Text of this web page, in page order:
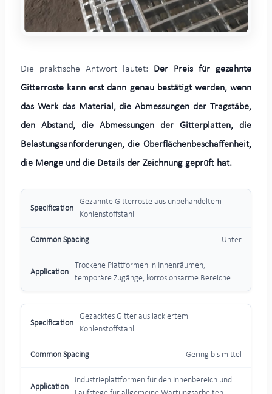
Die praktische Antwort lautet: Der Preis für gezahnte
Gitterroste kann erst dann genau bestätigt werden, wenn
das Werk das Material, die Abmessungen der Tragstäbe,
den Abstand, die Abmessungen der Gitterplatten, die
Belastungsanforderungen, die Oberflächenbeschaffenheit,
die Menge und die Details der Zeichnung geprüft hat.
Gezahnte Gitterroste aus unbehandeltem
Kohlenstoffstahl
Unter
Trockene Plattformen in Innenräumen,
temporäre Zugänge, korrosionsarme Bereiche
Gezacktes Gitter aus lackiertem
Kohlenstoffstahl
Gering bis mittel
Industrieplattformen für den Innenbereich und